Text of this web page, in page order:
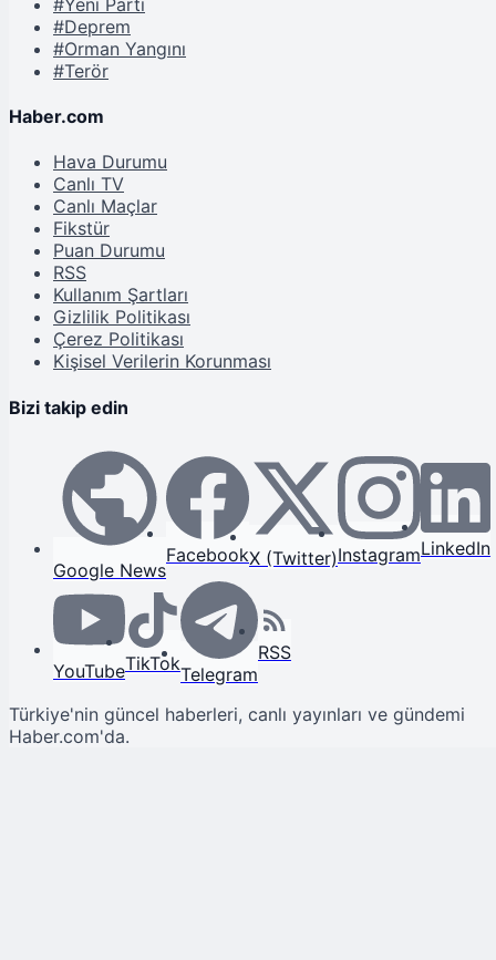
#Deprem
#Orman Yangını
#Terör
Haber.com
Hava Durumu
Canlı TV
Canlı Maçlar
Fikstür
Puan Durumu
RSS
Kullanım Şartları
Gizlilik Politikası
Çerez Politikası
Kişisel Verilerin Korunması
Bizi takip edin
Google News
FacebookX (Twitter)InstagramLinkedIn
YouTubeTikTokTelegram
RSS
Türkiye'nin güncel haberleri, canlı yayınları ve gündemi
Haber.com'da.